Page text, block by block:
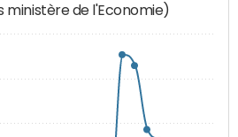
ministère de l'Economie)